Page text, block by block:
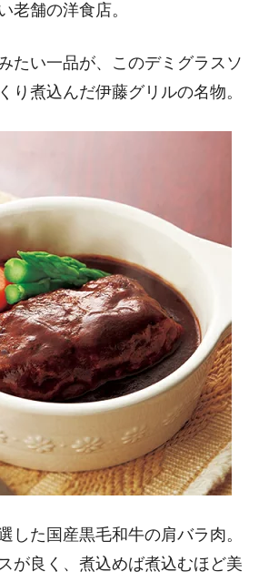
老舗の洋食店。
たい一品が、このデミグラスソ
り煮込んだ伊藤グリルの名物。
した国産黒毛和牛の肩バラ肉。
が良く、煮込めば煮込むほど美